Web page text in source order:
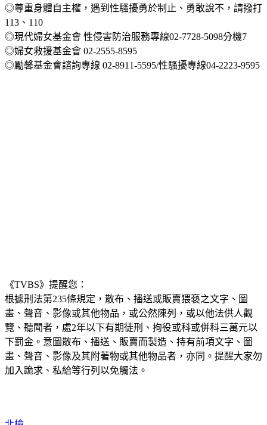
《TVBS》提醒您勇敢說不：
◎尊重身體自主權，遇到性騷擾勇於制止、勇敢說不，請撥打
113、110
◎現代婦女基金會 性侵害防治服務專線02-7728-5098分機7
◎婦女救援基金會 02-2555-8595
《TVBS》提醒您：
根據刑法第235條規定，散布、播送或販賣猥褻之文字、圖
畫、聲音、影像或其他物品，或公然陳列，或以他法供人觀
覽、聽聞者，處2年以下有期徒刑、拘役或科或併科三萬元以
下罰金。意圖散布、播送、販賣而製造、持有前項文字、圖
畫、聲音、影像及其附著物或其他物品者，亦同。提醒大家勿